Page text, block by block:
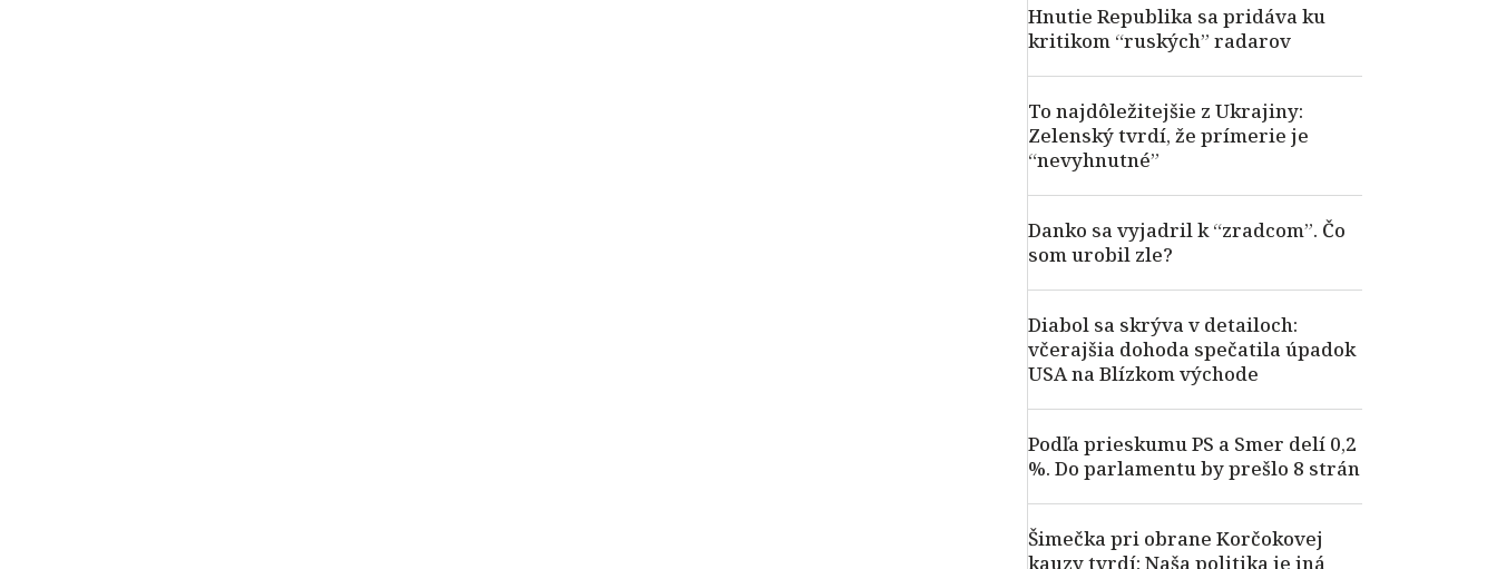
Hnutie Republika sa pridáva ku
kritikom “ruských” radarov
To najdôležitejšie z Ukrajiny:
Zelenský tvrdí, že prímerie je
“nevyhnutné”
Danko sa vyjadril k “zradcom”. Čo
som urobil zle?
Diabol sa skrýva v detailoch:
včerajšia dohoda spečatila úpadok
USA na Blízkom východe
Podľa prieskumu PS a Smer delí 0,2
%. Do parlamentu by prešlo 8 strán
Šimečka pri obrane Korčokovej
kauzy tvrdí: Naša politika je iná